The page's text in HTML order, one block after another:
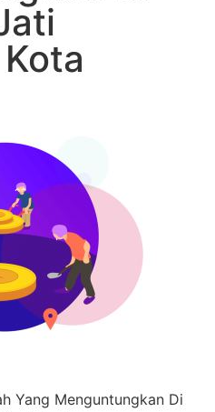
Yang Menguntungkan Di